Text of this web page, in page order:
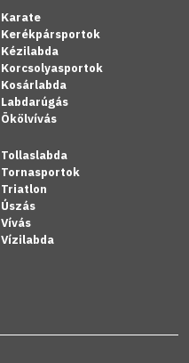
Karate
Kerékpársportok
Kézilabda
Korcsolyasportok
Kosárlabda
Labdarúgás
Ökölvívás
Tollaslabda
Tornasportok
Triatlon
Úszás
Vívás
Vízilabda